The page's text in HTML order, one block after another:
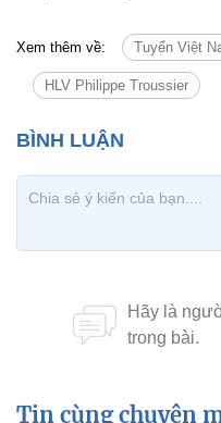
Xem thêm về: Tuyển Việt
HLV Philippe Troussier
Tin cùng chuyên